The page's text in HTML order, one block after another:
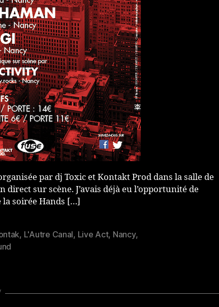
par dj Toxic et Kontakt Prod dans la salle de
sur scène. J’avais déjà eu l’opportunité de
la soirée Hands […]
, L'Autre Canal, Live Act, Nancy,